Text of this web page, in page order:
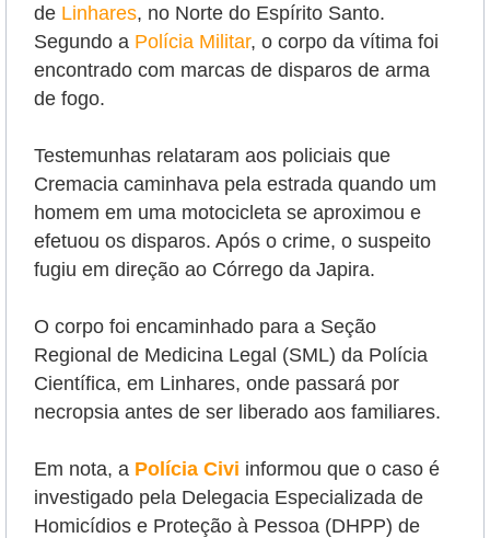
de Linhares, no Norte do Espírito Santo.
Segundo a Polícia Militar, o corpo da vítima foi
encontrado com marcas de disparos de arma
de fogo.
Testemunhas relataram aos policiais que
Cremacia caminhava pela estrada quando um
homem em uma motocicleta se aproximou e
efetuou os disparos. Após o crime, o suspeito
fugiu em direção ao Córrego da Japira.
O corpo foi encaminhado para a Seção
Regional de Medicina Legal (SML) da Polícia
Científica, em Linhares, onde passará por
necropsia antes de ser liberado aos familiares.
Em nota, a Polícia Civi informou que o caso é
investigado pela Delegacia Especializada de
Homicídios e Proteção à Pessoa (DHPP) de